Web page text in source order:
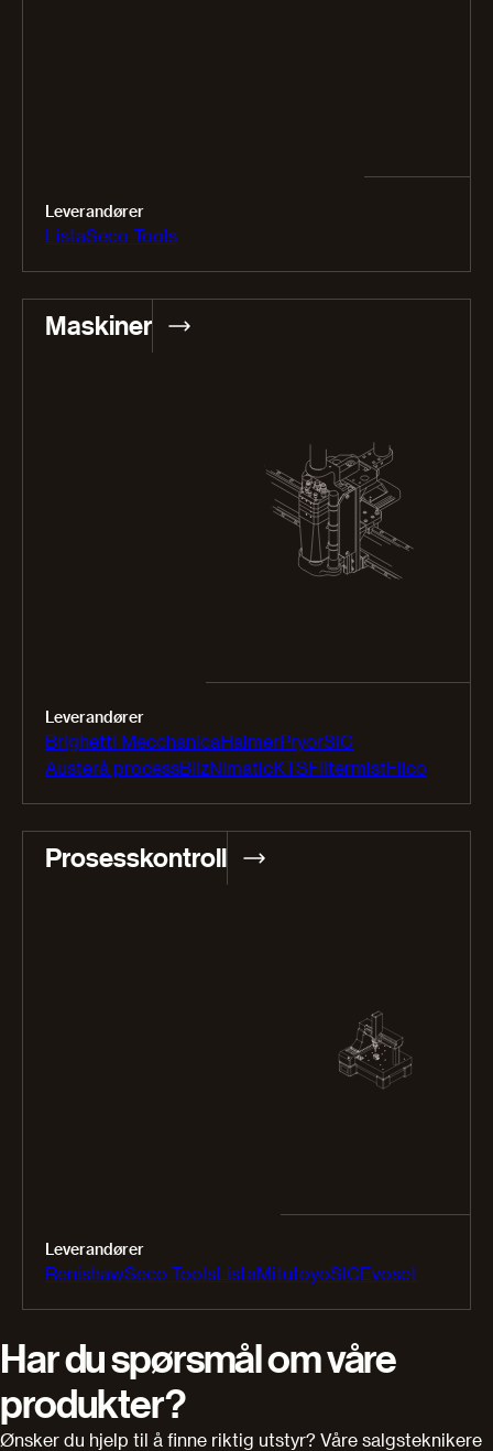
Leverandører
ListaSeco Tools
Maskiner
Leverandører
Brighetti MecchanicaHaimerPryorSIC
Austerå processBilzNimaticKTSFiltermistFilco
Prosesskontroll
Leverandører
RenishawSeco ToolsListaMitutoyoSICEvoset
Har du spørsmål om våre
produkter?
Ønsker du hjelp til å finne riktig utstyr? Våre salgsteknikere